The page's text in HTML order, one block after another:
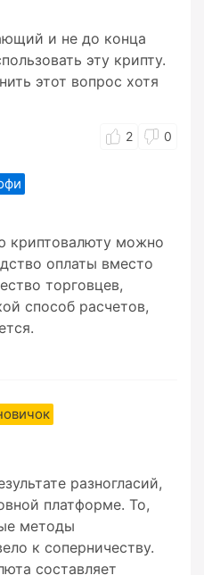
и не до конца
эту крипту.
этот вопрос хотя
2 0
криптовалюту можно
оплаты вместо
торговцев,
способ расчетов,
разногласий,
платформе. То,
методы
к соперничеству.
составляет